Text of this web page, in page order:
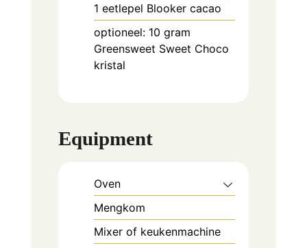
1 eetlepel Blooker cacao
optioneel: 10 gram
Greensweet Sweet Choco
kristal
Equipment
Oven
Mengkom
Mixer of keukenmachine